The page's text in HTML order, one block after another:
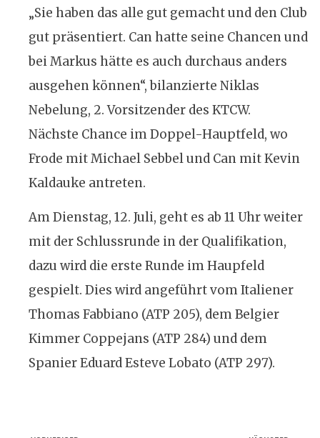
„Sie haben das alle gut gemacht und den Club
gut präsentiert. Can hatte seine Chancen und
bei Markus hätte es auch durchaus anders
ausgehen können“, bilanzierte Niklas
Nebelung, 2. Vorsitzender des KTCW.
Nächste Chance im Doppel-Hauptfeld, wo
Frode mit Michael Sebbel und Can mit Kevin
Kaldauke antreten.
Am Dienstag, 12. Juli, geht es ab 11 Uhr weiter
mit der Schlussrunde in der Qualifikation,
dazu wird die erste Runde im Haupfeld
gespielt. Dies wird angeführt vom Italiener
Thomas Fabbiano (ATP 205), dem Belgier
Kimmer Coppejans (ATP 284) und dem
Spanier Eduard Esteve Lobato (ATP 297).